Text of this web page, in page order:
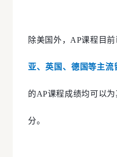
除美国外，AP课程目
亚、英国、德国等主流
的AP课程成绩均可以
分。